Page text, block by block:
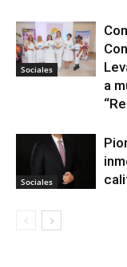
Sociales
a
Sociales